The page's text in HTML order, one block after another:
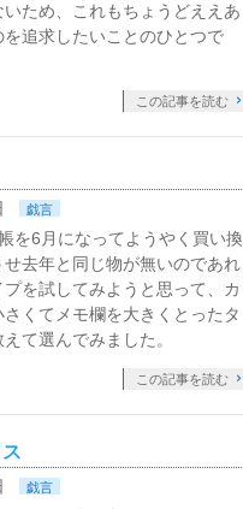
ため、これもちょうどええあ
を追求したいことのひとつで
この記事を読む
戯言
を6月になってようやく買い換
せ去年と同じ物が無いのであれ
を試してみようと思って、カ
さくてメモ欄を大きくとったタ
て選んでみました。
この記事を読む
戯言